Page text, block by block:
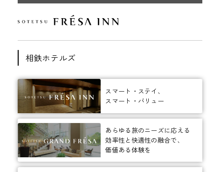
相鉄ホテルズ
スマート・ステイ、
スマート・バリュー
あらゆる旅のニーズに応える
効率性と快適性の融合で、
価値ある体験を